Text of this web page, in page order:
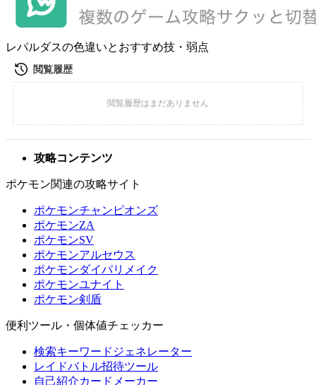
レパルダスの色違いとおすすめ技・弱点
攻略コンテンツ
ポケモン関連の攻略サイト
ポケモンチャンピオンズ
ポケモンZA
ポケモンSV
ポケモンアルセウス
ポケモンダイパリメイク
ポケモンユナイト
ポケモン剣盾
便利ツール・個体値チェッカー
検索キーワードジェネレーター
レイドバトル招待ツール
自己紹介カードメーカー